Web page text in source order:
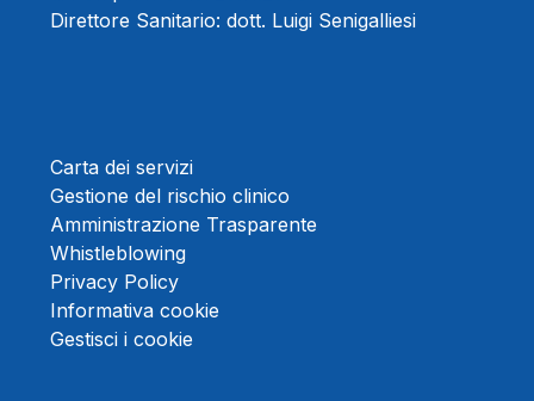
Direttore Sanitario: dott. Luigi Senigalliesi
Carta dei servizi
Gestione del rischio clinico
Amministrazione Trasparente
Whistleblowing
Privacy Policy
Informativa cookie
Gestisci i cookie